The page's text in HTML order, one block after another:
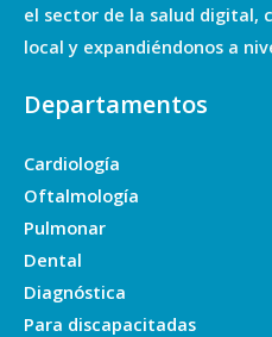
el sector de la salud digital,
local y expandiéndonos a
Departamentos
Cardiología
Oftalmología
Pulmonar
Dental
Diagnóstica
Para discapacitadas